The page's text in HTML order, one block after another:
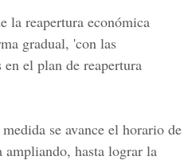
la reapertura económica
gradual, 'con las
en el plan de reapertura
se avance el horario de
ampliando, hasta lograr la